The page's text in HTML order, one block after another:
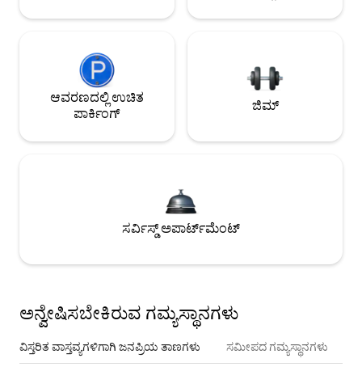
ಆವರಣದಲ್ಲಿ ಉಚಿತ
ಪಾರ್ಕಿಂಗ್
ಜಿಮ್
ಸರ್ವಿಸ್ಡ್ ಅಪಾರ್ಟ್‌ಮೆಂಟ್
ಅನ್ವೇಷಿಸಬೇಕಿರುವ ಗಮ್ಯಸ್ಥಾನಗಳು
ವಿಸ್ತರಿತ ವಾಸ್ತವ್ಯಗಳಿಗಾಗಿ ಜನಪ್ರಿಯ ತಾಣಗಳು ಸಮೀಪದ ಗಮ್ಯಸ್ಥಾನಗಳು